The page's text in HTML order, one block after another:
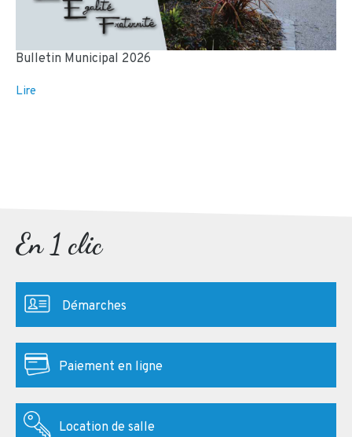
Bulletin Municipal 2026
Lire
En 1 clic
Démarches
Paiement en ligne
Location de salle